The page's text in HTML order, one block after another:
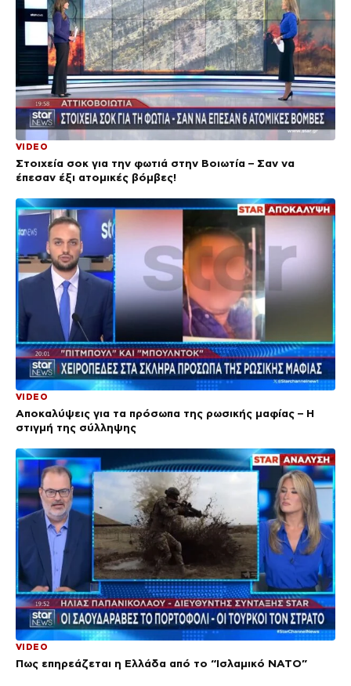
VIDEO
Στοιχεία σοκ για την φωτιά στην Βοιωτία – Σαν να
έπεσαν έξι ατομικές βόμβες!
VIDEO
Αποκαλύψεις για τα πρόσωπα της ρωσικής μαφίας – Η
στιγμή της σύλληψης
VIDEO
Πως επηρεάζεται η Ελλάδα από το “Ισλαμικό ΝΑΤΟ”